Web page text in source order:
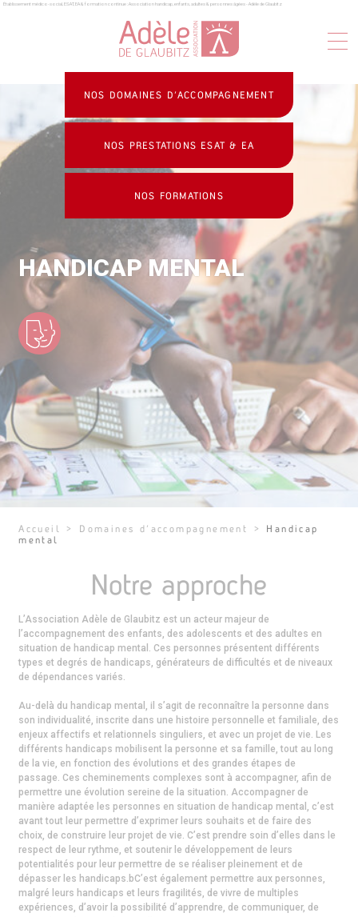
Panneau de gestion des cookies
Établissement médico-social, ESAT, EA & formation continue : Association handicap, enfants, adultes & personnes âgées - Adèle de Glaubitz
NOS DOMAINES D’ACCOMPAGNEMENT
NOS PRESTATIONS ESAT & EA
NOS FORMATIONS
HANDICAP MENTAL
Accueil > Domaines d’accompagnement > Handicap
mental
Notre approche
L’Association Adèle de Glaubitz est un acteur majeur de
l’accompagnement des enfants, des adolescents et des adultes en
situation de handicap mental. Ces personnes présentent différents
types et degrés de handicaps, générateurs de difficultés et de niveaux
de dépendances variés.
Au-delà du handicap mental, il s’agit de reconnaître la personne dans
son individualité, inscrite dans une histoire personnelle et familiale, des
enjeux affectifs et relationnels singuliers, et avec un projet de vie. Les
différents handicaps mobilisent la personne et sa famille, tout au long
de la vie, en fonction des évolutions et des grandes étapes de
passage. Ces cheminements complexes sont à accompagner, afin de
permettre une évolution sereine de la situation. Accompagner de
manière adaptée les personnes en situation de handicap mental, c’est
avant tout leur permettre d’exprimer leurs souhaits et de faire des
choix, de construire leur projet de vie. C’est prendre soin d’elles dans le
respect de leur rythme, et soutenir le développement de leurs
potentialités pour leur permettre de se réaliser pleinement et de
dépasser les handicaps.bC’est également permettre aux personnes,
malgré leurs handicaps et leurs fragilités, de vivre de multiples
expériences, d’avoir la possibilité d’apprendre, de communiquer, de